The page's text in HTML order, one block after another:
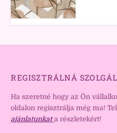
REGISZTRÁLNÁ
Ha szeretné hogy az Ön
oldalon regisztrálja még ma!
ajánlatunkat a részletekért!